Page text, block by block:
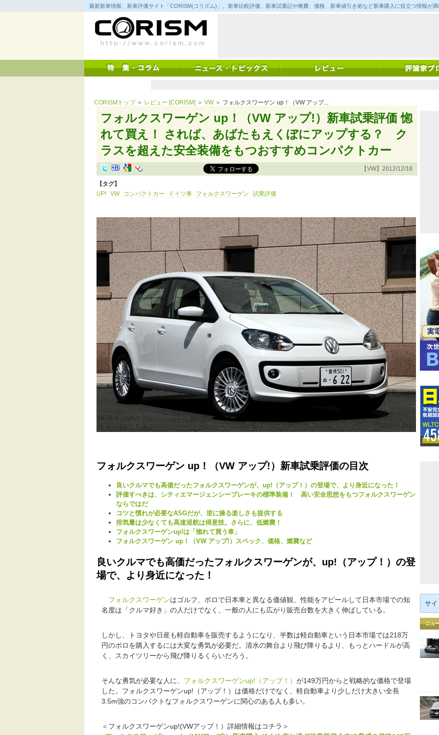
コ
ン
キ
ッ
最新新車情報、新車評価サイト「CORISM(コリズム)」。新車比較評価、新車試乗記や燃費、価格、新車値引き術など新車購入に役立つ情報が
CORISMトップ＞ レビュー [CORISM] ＞ VW＞ フォルクスワーゲン up！（VW アップ...
フォルクスワーゲン up！（VW アップ!）新車試乗評価 惚
れて買え！ されば、あばたもえくぼにアップする？ ク
ラスを超えた安全装備をもつおすすめコンパクトカー
【VW】2012/12/18
【タグ】
UP! VW コンパクトカー ドイツ車 フォルクスワーゲン 試乗評価
フォルクスワーゲン up！（VW アップ!）新車試乗評価の目次
良いクルマでも高価だったフォルクスワーゲンが、up!（アップ！）の登場で、より身近になった！
評価すべきは、シティエマージェンシーブレーキの標準装備！ 高い安全思想をもつフォルクスワーゲン
ならではだ
コツと慣れが必要なASGだが、逆に操る楽しさも提供する
排気量は少なくても高速巡航は得意技。さらに、低燃費！
フォルクスワーゲンup!は「惚れて買う車」
フォルクスワーゲン up！（VW アップ!）スペック、価格、燃費など
良いクルマでも高価だったフォルクスワーゲンが、up!（アップ！）の登
場で、より身近になった！
フォルクスワーゲンはゴルフ、ポロで日本車と異なる価値観、性能をアピールして日本市場での知
名度は「クルマ好き」の人だけでなく、一般の人にも広がり販売台数を大きく伸ばしている。
しかし、トヨタや日産も軽自動車を販売するようになり、半数は軽自動車という日本市場では218万
円のポロを購入するには大変な勇気が必要だ。清水の舞台より飛び降りるより、もっとハードルが高
く、スカイツリーから飛び降りるくらいだろう。
そんな勇気が必要な人に、 フォルクスワーゲンup!（アップ！） が149万円からと戦略的な価格で登場
した。フォルクスワーゲンup!（アップ！）は価格だけでなく、軽自動車より少しだけ大きい全長
3.5m強のコンパクトなフォルクスワーゲンに関心のある人も多い。
＜フォルクスワーゲンup!(VWアップ！）詳細情報はコチラ＞
索:
ニュ